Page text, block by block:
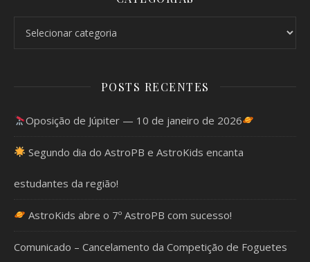
POSTS RECENTES
Oposição de Júpiter — 10 de janeiro de 2026
Segundo dia do AstroPB e AstroKids encanta
estudantes da região!
AstroKids abre o 7º AstroPB com sucesso!
Comunicado – Cancelamento da Competição de Foguetes